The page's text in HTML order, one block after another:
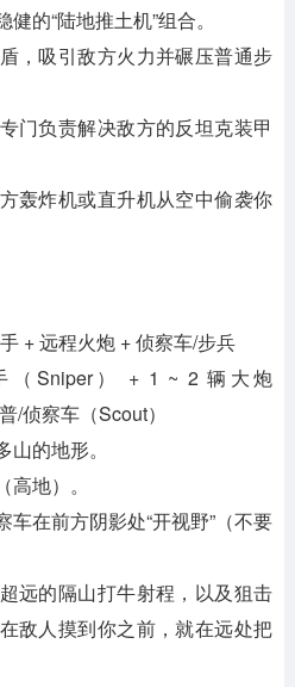
的“陆地推土机”组合。
，吸引敌方火力并碾压普通步
门负责解决敌方的反坦克装甲
轰炸机或直升机从空中偷袭你
+ 远程火炮 + 侦察车/步兵
Sniper） + 1 ~ 2 辆大炮
/侦察车（Scout）
的地形。
地）。
在前方阴影处“开视野”（不要
远的隔山打牛射程，以及狙击
敌人摸到你之前，就在远处把